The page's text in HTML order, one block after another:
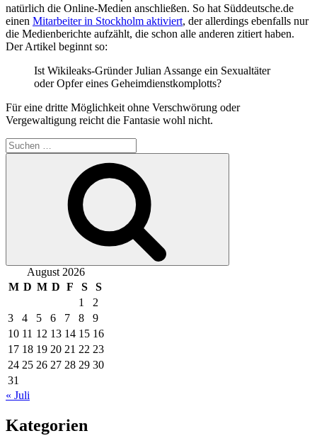
natürlich die Online-Medien anschließen. So hat Süddeutsche.de
einen Mitarbeiter in Stockholm aktiviert, der allerdings ebenfalls nur
die Medienberichte aufzählt, die schon alle anderen zitiert haben.
Der Artikel beginnt so:
Ist Wikileaks-Gründer Julian Assange ein Sexualtäter
oder Opfer eines Geheimdienstkomplotts?
Für eine dritte Möglichkeit ohne Verschwörung oder
Vergewaltigung reicht die Fantasie wohl nicht.
Suchen
nach:
August 2026
M D M D F S
S
1
2
3
4 5 6 7 8
9
10 11 12 13 14 15 16
17 18 19 20 21 22 23
24 25 26 27 28 29 30
31
« Juli
Kategorien